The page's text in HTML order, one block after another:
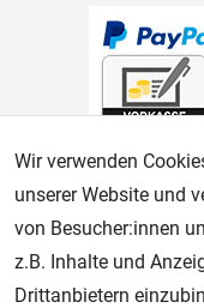
Wir verwenden
unserer Website und
von Besucher:innen
z.B. Inhalte und
Drittanbietern